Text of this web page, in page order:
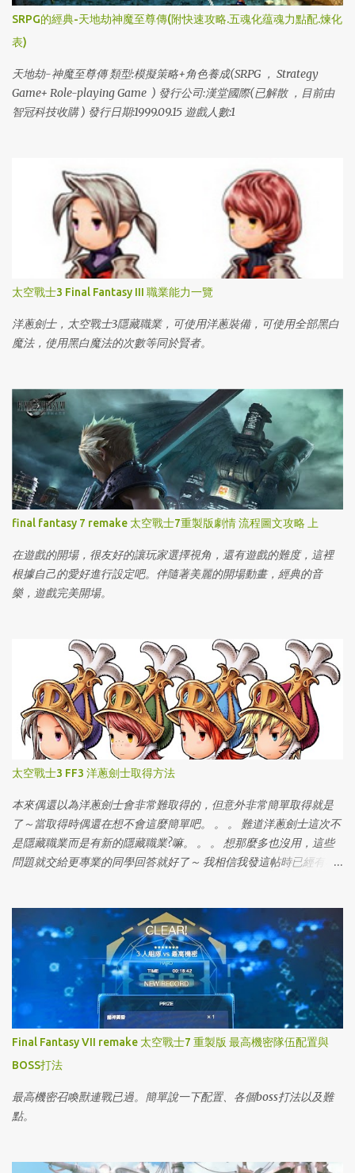
SRPG的經典-天地劫神魔至尊傳(附快速攻略.五魂化蕴魂力點配.煉化
表)
天地劫-神魔至尊傳 類型:模擬策略+角色養成(SRPG ， Strategy
Game+ Role-playing Game ) 發行公司:漢堂國際(已解散 ，目前由
智冠科技收購 ) 發行日期:1999.09.15 遊戲人數:1
太空戰士3 Final Fantasy III 職業能力一覽
洋蔥劍士，太空戰士3隱藏職業，可使用洋蔥裝備，可使用全部黑白
魔法，使用黑白魔法的次數等同於賢者。
final fantasy 7 remake 太空戰士7重製版劇情 流程圖文攻略 上
在遊戲的開場，很友好的讓玩家選擇視角，還有遊戲的難度，這裡
根據自己的愛好進行設定吧。伴隨著美麗的開場動畫，經典的音
樂，遊戲完美開場。
太空戰士3 FF3 洋蔥劍士取得方法
本來偶還以為洋蔥劍士會非常難取得的，但意外非常簡單取得就是
了～當取得時偶還在想不會這麼簡單吧。 。 。 難道洋蔥劍士這次不
是隱藏職業而是有新的隱藏職業?嘛。 。 。 想那麼多也沒用，這些
問題就交給更專業的同學回答就好了～ 我相信我發這帖時已經有不
Final Fantasy VII remake 太空戰士7 重製版 最高機密隊伍配置與
BOSS打法
最高機密召喚獸連戰已過。簡單說一下配置、各個boss打法以及難
點。